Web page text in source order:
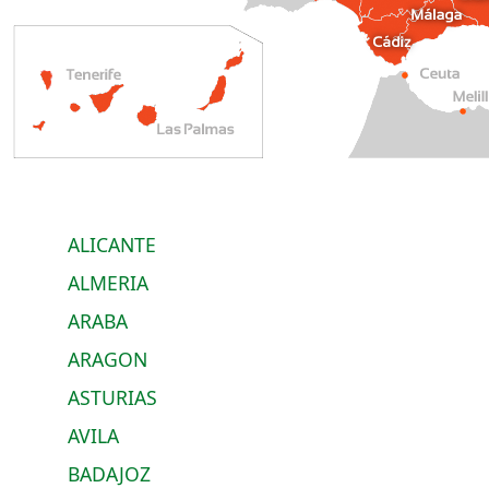
ALICANTE
ALMERIA
ARABA
ARAGON
ASTURIAS
AVILA
BADAJOZ